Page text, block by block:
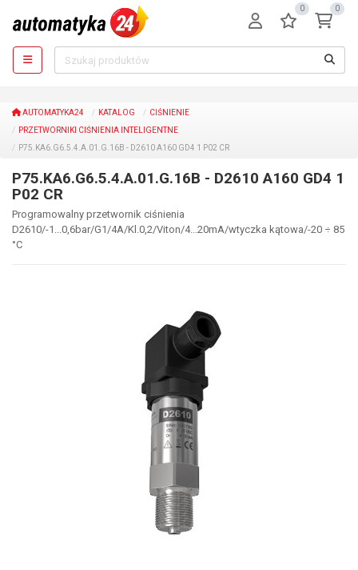
0 0
AUTOMATYKA24 KATALOG
CIŚNIENIE
PRZETWORNIKI CIŚNIENIA INTELIGENTNE
P75.KA6.G6.5.4.A.01.G.16B - D2610 A160 GD4 1 P02 CR
P75.KA6.G6.5.4.A.01.G.16B - D2610 A160 GD4 1
P02 CR
Programowalny przetwornik ciśnienia
D2610/-1...0,6bar/G1/4A/Kl.0,2/Viton/4...20mA/wtyczka kątowa/-20 ÷ 85
°C